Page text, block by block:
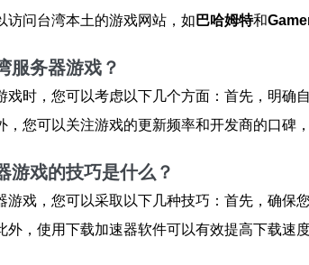
访问台湾本土的游戏网站，如 巴哈姆特和
服务器游戏？
戏时，您可以考虑以下几个方面：首先，明
，您可以关注游戏的更新频率和开发商的口碑
游戏的技巧是什么？
游戏，您可以采取以下几种技巧：首先，确保
，使用下载加速器软件可以有效提高下载速